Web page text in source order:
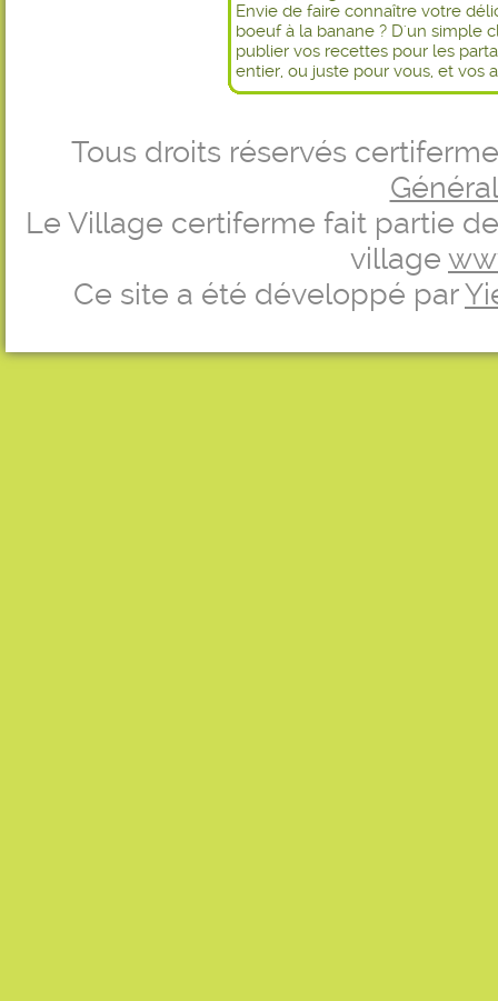
Envie de faire connaître votre
boeuf à la banane ? D'un simple
publier vos recettes pour les
entier, ou juste pour vous, et vos
Tous droits réservés
Le Village certiferme fait partie
village
Ce site a été développé par